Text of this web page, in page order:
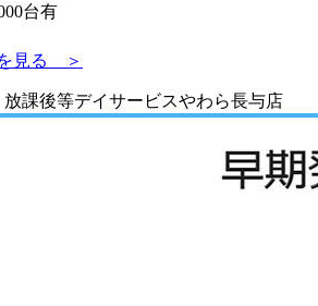
台有
見る ＞
放課後等デイサービスやわら長与店